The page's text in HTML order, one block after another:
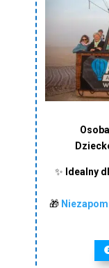
✨ Idealny
🎁